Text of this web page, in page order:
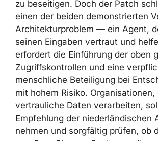
Die vordringliche Maßnahme ist
auf OpenClaw 2026.4.23 oder
Injection-Vulnerability über
zu beseitigen. Doch der Patch
einen der beiden demonstrierten
Das Architekturproblem — ein
Design seinen Eingaben vertraut
will — erfordert die Einführung der
genannten Zugriffskontrollen und
verpflichtende menschliche